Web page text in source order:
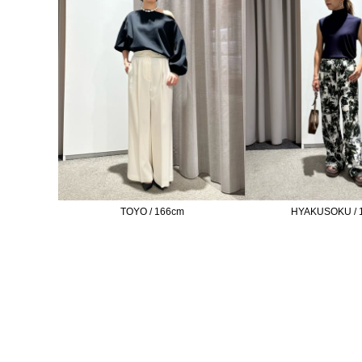
TOYO / 166cm HYAKUSOKU /